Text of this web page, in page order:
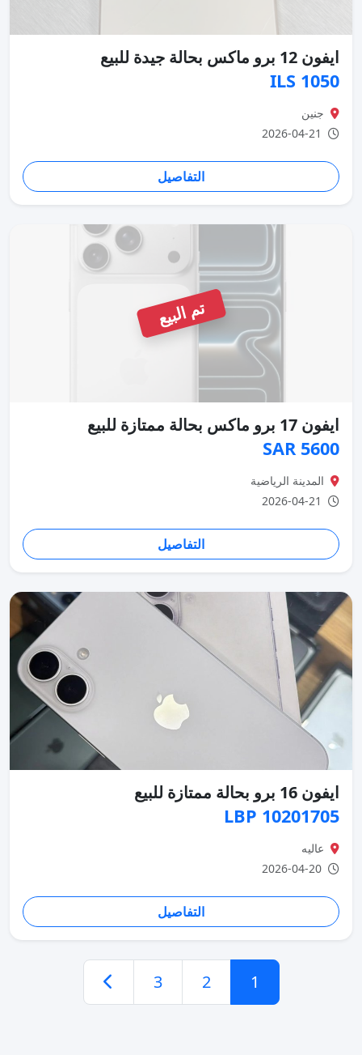
ايفون 12 برو ماكس بحالة جيدة للبيع
1050 ILS
جنين
التفاصيل
تم البيع
ايفون 17 برو ماكس بحالة ممتازة للبيع
5600 SAR
المدينة الرياضية
التفاصيل
ايفون 16 برو بحالة ممتازة للبيع
10201705 LBP
عاليه
التفاصيل
1
2
3